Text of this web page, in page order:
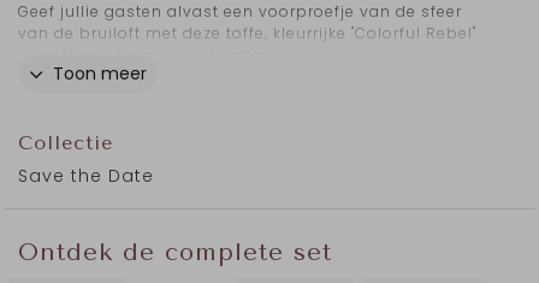
Geef jullie gasten alvast een voorproefje van de sfeer
van de bruiloft met deze toffe, kleurrijke "Colorful Rebel"
en het thema van jullie bruiloft.
Of jullie nu kiezen voor een vrolijke en bonte stijl of een
achtergronden aan.
Toon meer
Collectie
Save the Date
Ontdek de complete set